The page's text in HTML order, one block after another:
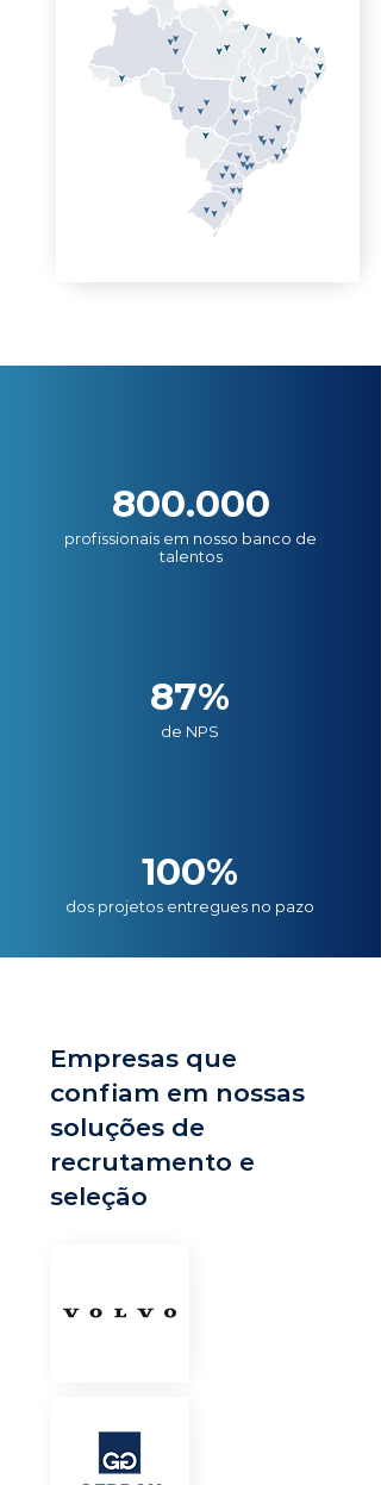
800.000
profissionais em nosso banco de
talentos
87%
de NPS
100%
dos projetos entregues no pazo
Empresas que
confiam em nossas
soluções de
recrutamento e
seleção